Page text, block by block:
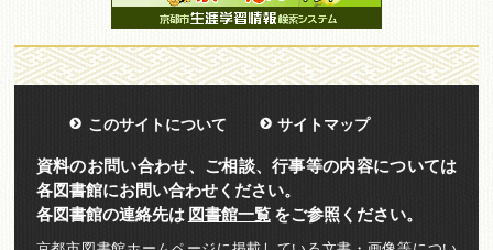
このサイトについて サイトマップ
資料のお問い合わせ、ご相談、行事等の内容については
各図書館にお問い合わせください。
各図書館の連絡先は 図書館一覧をご参照ください。